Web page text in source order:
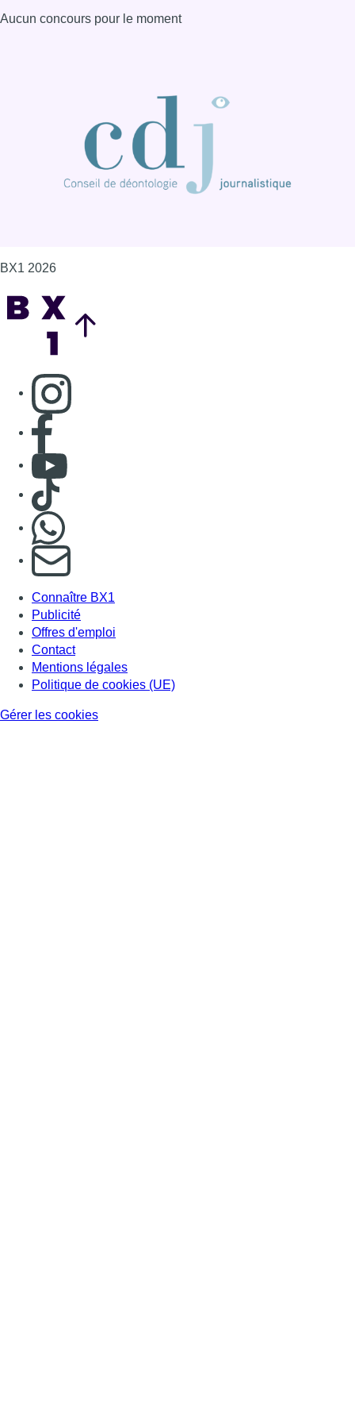
Aucun concours pour le moment
BX1 2026
Consulter page Instagram
Consulter page Facebook
Consulter Youtube
Consulter TikTok
S'abonner à notre newsletter
Connaître BX1
Publicité
Offres d'emploi
Contact
Mentions légales
Politique de cookies (UE)
Gérer les cookies